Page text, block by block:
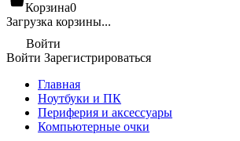
Корзина0
Загрузка корзины...
Войти
Войти Зарегистрироваться
Главная
Ноутбуки и ПК
Периферия и аксессуары
Компьютерные очки